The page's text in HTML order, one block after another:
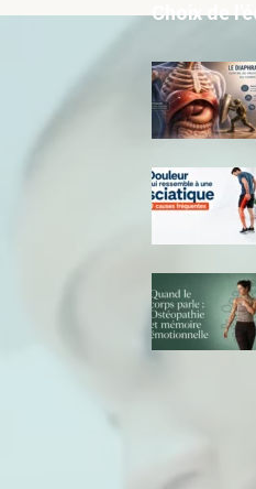
Choix de